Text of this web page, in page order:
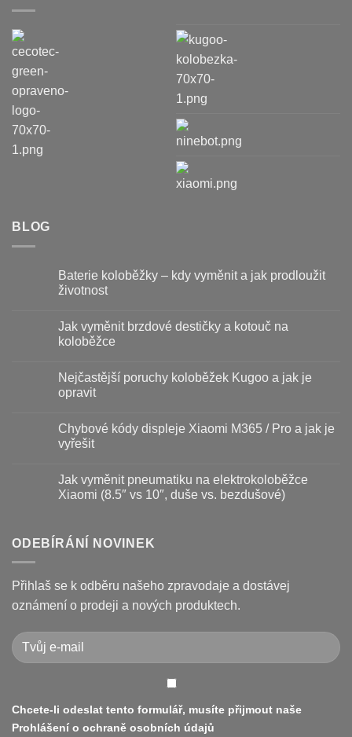
BLOG
Baterie koloběžky – kdy vyměnit a jak prodloužit
životnost
textu
s
koloběžky
kdy
jak
prodloužit
životnost
Jak vyměnit brzdové destičky a kotouč na
koloběžce
u
textu
s
vyměnit
brzdové
destičky
na
koloběžce
Nejčastější poruchy koloběžek Kugoo a jak je
opravit
u
textu
s
poruchy
koloběžek
Kugoo
opravit
Chybové kódy displeje Xiaomi M365 / Pro a jak je
vyřešit
textu
s
displeje
Xiaomi
Pro
a
jak
je
Jak vyměnit pneumatiku na elektrokoloběžce
Xiaomi (8.5″ vs 10″, duše vs. bezdušové)
textu
s
vyměnit
pneumatiku
na
elektrokoloběžce
(8.5″
vs
10″,
duše
ODEBÍRÁNÍ NOVINEK
Přihlaš se k odběru našeho zpravodaje a dostávej
oznámení o prodeji a nových produktech.
Chcete-li odeslat tento formulář, musíte přijmout naše
Prohlášení o ochraně osobních údajů